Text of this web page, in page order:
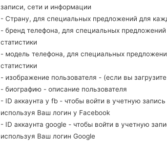
прошивку на устройства
НАЗВАНИЕ ФАЙЛА
GT-
СИСТЕМА
PDA/AP ВЕРСИЯ
РЕГИОН
записи, сети и информации
- Страну, для специальных предложений для
- бренд телефона, для специальных
статистики
- модель телефона, для специальных
статистики
- изображение пользователя - (если вы
- биографию - описание пользователя
- ID аккаунта у fb - чтобы войти в учетную
используя Ваш логин у Facebook
- ID аккаунта google - чтобы войти в учетную
используя Ваш логин Google